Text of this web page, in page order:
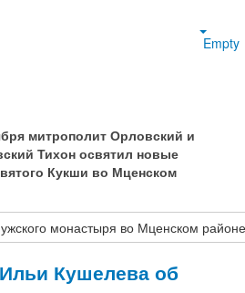
Empty
митрополит Орловский и
Тихон освятил новые
Кукши во Мценском
монастыря во Мценском районе
Кушелева об